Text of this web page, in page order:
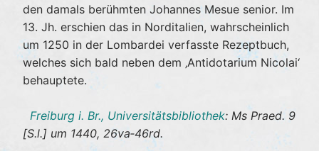
den damals berühmten Johannes Mesue senior. Im
13. Jh. erschien das in Norditalien, wahrscheinlich
um 1250 in der Lombardei verfasste Rezeptbuch,
welches sich bald neben dem ‚Antidotarium Nicolai‘
behauptete.
Freiburg i. Br., Universitätsbibliothek: Ms Praed. 9
[S.l.] um 1440, 26va‐46rd.